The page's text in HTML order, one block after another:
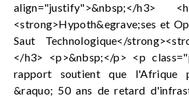
align="justify">&nbsp;</h3>
<strong>Hypoth&egrave;ses et
Saut Technologique</
</h3> <p>&nbsp;</p> <p
rapport soutient que l'Afrique
&raquo; 50 ans de retard